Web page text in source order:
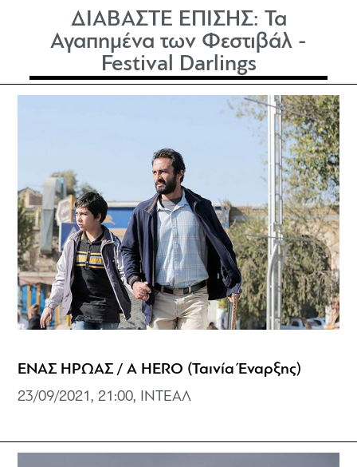
ΔΙΑΒΑΣΤΕ ΕΠΙΣΗΣ: Τα
Αγαπημένα των Φεστιβάλ -
Festival Darlings
ΕΝΑΣ ΗΡΩΑΣ / A HERO (Ταινία Έναρξης)
23/09/2021, 21:00, ΙΝΤΕΑΛ